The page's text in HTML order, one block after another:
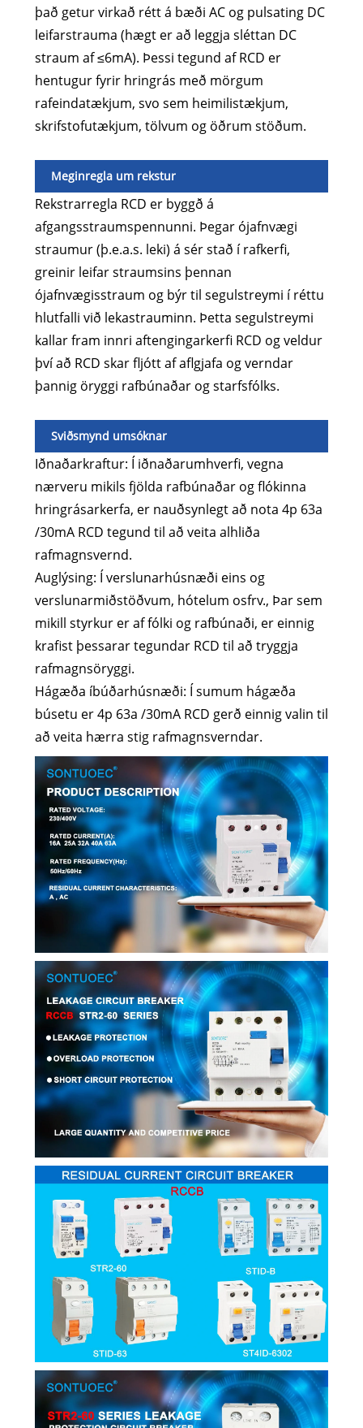
það getur virkað rétt á bæði AC og pulsating DC
leifarstrauma (hægt er að leggja sléttan DC
straum af ≤6mA). Þessi tegund af RCD er
hentugur fyrir hringrás með mörgum
rafeindatækjum, svo sem heimilistækjum,
skrifstofutækjum, tölvum og öðrum stöðum.
Meginregla um rekstur
Rekstrarregla RCD er byggð á
afgangsstraumspennunni. Þegar ójafnvægi
straumur (þ.e.a.s. leki) á sér stað í rafkerfi,
greinir leifar straumsins þennan
ójafnvægisstraum og býr til segulstreymi í réttu
hlutfalli við lekastrauminn. Þetta segulstreymi
kallar fram innri aftengingarkerfi RCD og veldur
því að RCD skar fljótt af aflgjafa og verndar
þannig öryggi rafbúnaðar og starfsfólks.
Sviðsmynd umsóknar
Iðnaðarkraftur: Í iðnaðarumhverfi, vegna
nærveru mikils fjölda rafbúnaðar og flókinna
hringrásarkerfa, er nauðsynlegt að nota 4p 63a
/30mA RCD tegund til að veita alhliða
rafmagnsvernd.
Auglýsing: Í verslunarhúsnæði eins og
verslunarmiðstöðvum, hótelum osfrv., Þar sem
mikill styrkur er af fólki og rafbúnaði, er einnig
krafist þessarar tegundar RCD til að tryggja
rafmagnsöryggi.
Hágæða íbúðarhúsnæði: Í sumum hágæða
búsetu er 4p 63a /30mA RCD gerð einnig valin til
að veita hærra stig rafmagnsverndar.